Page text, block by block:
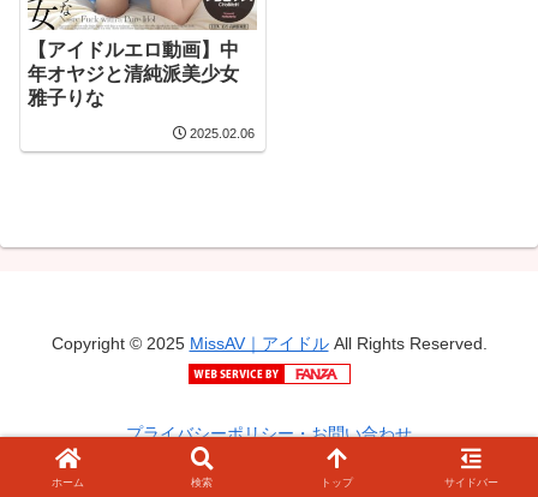
【アイドルエロ動画】中
年オヤジと清純派美少女
雅子りな
2025.02.06
Copyright © 2025 MissAV｜アイドルAll Rights Reserved.
プライバシーポリシー・お問い合わせ
ホーム 検索 トップ サイドバー